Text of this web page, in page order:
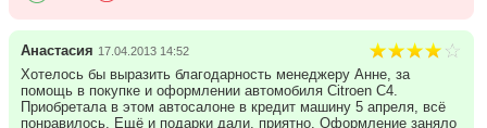
Анастасия 17.04.2013 14:52
Хотелось бы выразить благодарность менеджеру Анне, за
помощь в покупке и оформлении автомобиля Citroen C4.
Приобретала в этом автосалоне в кредит машину 5 апреля, всё
понравилось. Ещё и подарки дали, приятно. Оформление заняло